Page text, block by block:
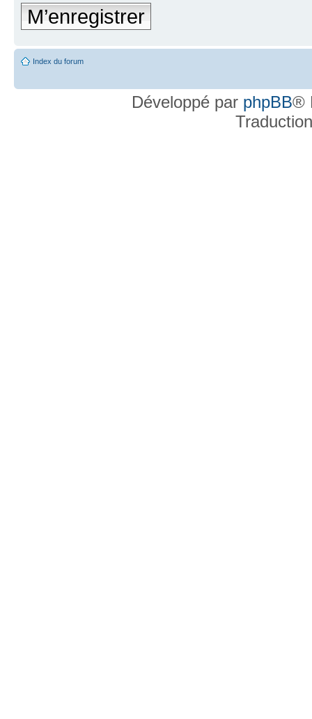
M’enregistrer
Index du forum
Développé par phpBB®